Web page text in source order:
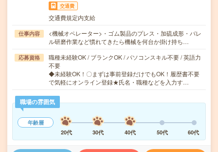
交通費
交通費規定内支給
仕事内容
<機械オペレーター>・ゴム製品のプレス・加硫成形・バレ
ル研磨作業など慣れてきたら機械を何台か掛け持ち…
応募資格
職種未経験OK / ブランクOK / パソコンスキル不要 / 英語力
不要
◆未経験OK！〇まずは事前登録だけでもOK！履歴書不要
で気軽にオンライン登録★氏名・職種などを入力す…
職場の雰囲気
年齢層
20代
30代 40代 50代 60代